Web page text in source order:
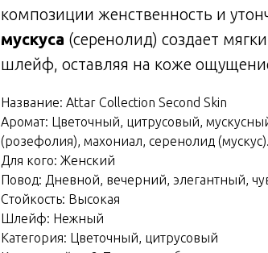
композиции женственность и
мускуса (серенолид) создает
шлейф, оставляя на коже
Название: Attar Collection Second Skin
Аромат: Цветочный, цитрусовый,
(розефолия), махониал, серенолид (мускус).
Для кого: Женский
Повод: Дневной, вечерний, элегантный,
Стойкость: Высокая
Шлейф: Нежный
Категория: Цветочный, цитрусовый